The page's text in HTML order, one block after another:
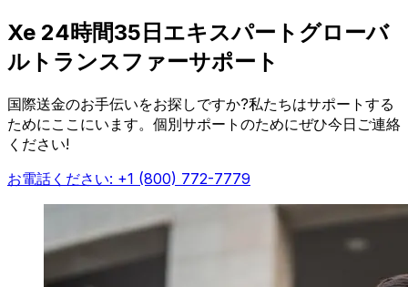
Xe 24時間35日エキスパートグローバ
ルトランスファーサポート
国際送金のお手伝いをお探しですか?私たちはサポートする
ためにここにいます。個別サポートのためにぜひ今日ご連絡
ください!
お電話ください: +1 (800) 772-7779